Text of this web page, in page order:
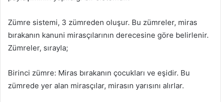
Zümre sistemi, 3 zümreden oluşur. Bu zümreler, miras
bırakanın kanuni mirasçılarının derecesine göre belirlenir.
Zümreler, sırayla;
Birinci zümre: Miras bırakanın çocukları ve eşidir. Bu
zümrede yer alan mirasçılar, mirasın yarısını alırlar.